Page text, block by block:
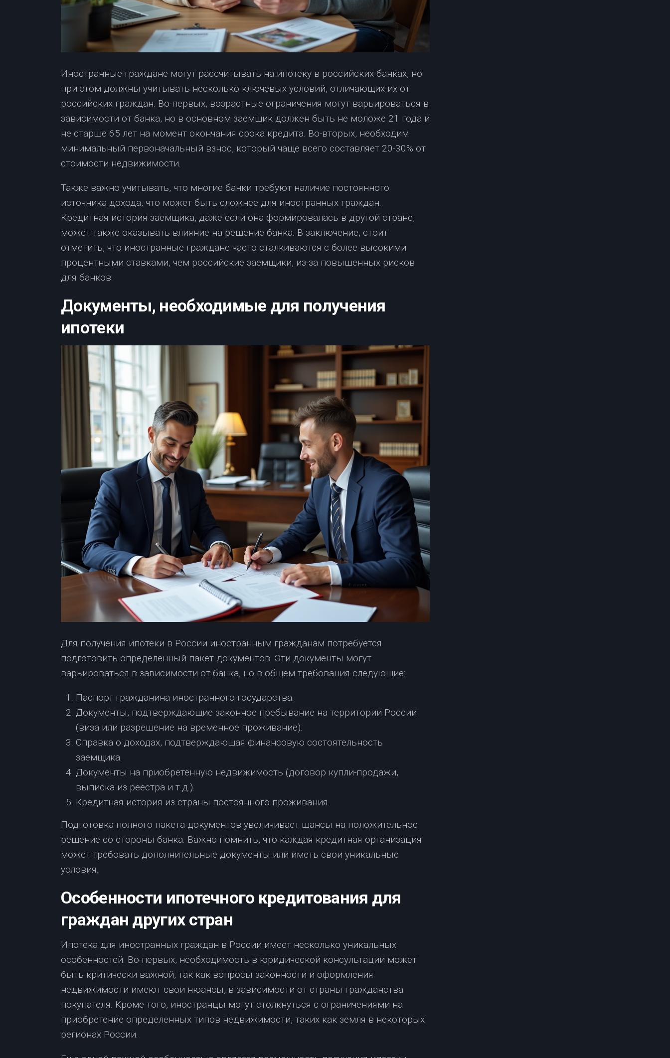
Иностранные граждане могут рассчитывать на ипотеку в российских банках, но
при этом должны учитывать несколько ключевых условий, отличающих их от
российских граждан. Во-первых, возрастные ограничения могут варьироваться в
зависимости от банка, но в основном заемщик должен быть не моложе 21 года и
не старше 65 лет на момент окончания срока кредита. Во-вторых, необходим
минимальный первоначальный взнос, который чаще всего составляет 20-30% от
стоимости недвижимости.
Также важно учитывать, что многие банки требуют наличие постоянного
источника дохода, что может быть сложнее для иностранных граждан.
Кредитная история заемщика, даже если она формировалась в другой стране,
может также оказывать влияние на решение банка. В заключение, стоит
отметить, что иностранные граждане часто сталкиваются с более высокими
процентными ставками, чем российские заемщики, из-за повышенных рисков
для банков.
Документы, необходимые для получения
ипотеки
Для получения ипотеки в России иностранным гражданам потребуется
подготовить определенный пакет документов. Эти документы могут
варьироваться в зависимости от банка, но в общем требования следующие:
Паспорт гражданина иностранного государства.
Документы, подтверждающие законное пребывание на территории России
(виза или разрешение на временное проживание).
Справка о доходах, подтверждающая финансовую состоятельность
заемщика.
Документы на приобретённую недвижимость (договор купли-продажи,
выписка из реестра и т.д.).
Кредитная история из страны постоянного проживания.
Подготовка полного пакета документов увеличивает шансы на положительное
решение со стороны банка. Важно помнить, что каждая кредитная организация
может требовать дополнительные документы или иметь свои уникальные
условия.
Особенности ипотечного кредитования для
граждан других стран
Ипотека для иностранных граждан в России имеет несколько уникальных
особенностей. Во-первых, необходимость в юридической консультации может
быть критически важной, так как вопросы законности и оформления
недвижимости имеют свои нюансы, в зависимости от страны гражданства
покупателя. Кроме того, иностранцы могут столкнуться с ограничениями на
приобретение определенных типов недвижимости, таких как земля в некоторых
регионах России.